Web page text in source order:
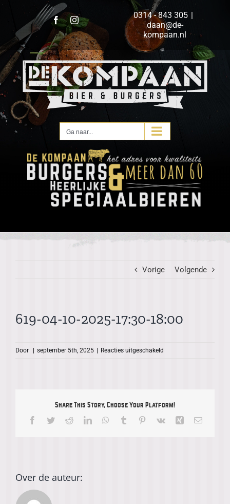
Ga
inhoud
FacebookInstagram 0314 - 843 305 |
daan@de-
kompaan.nl
Ga naar...
Vorige Volgende
619-04-10-2025-17:30-18:00
Door | september 5th, 2025 | Reacties uitgeschakeld
17:30-
Share This Story, Choose Your Platform!
Facebook
TwitterRedditLinkedInWhatsApp
Tumblr Pinterest
Vk Xing E-
Over de auteur: